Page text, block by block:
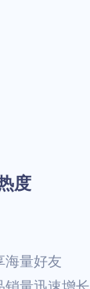
度
海量好友